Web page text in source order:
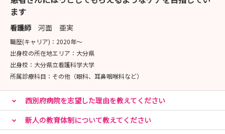
ます
看護師 河面 亜実
職歴(キャリア)： 2020年〜
出身校の所在地エリア： 大分県
出身校： 大分県立看護科学大学
所属診療科目： その他（眼科、耳鼻咽喉科など）
西別府病院を志望した理由を教えてください
新人の教育体制について教えてください